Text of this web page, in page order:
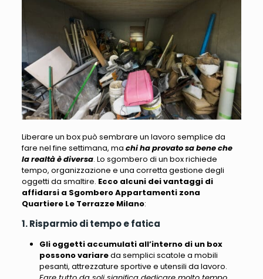
Liberare un box può sembrare un lavoro semplice da
fare nel fine settimana, ma chi ha provato sa bene che
la realtà è diversa. Lo sgombero di un boxrichiede
tempo, organizzazione e una corretta gestione degli
oggetti da smaltire. Ecco alcuni dei vantaggi di
affidarsi a Sgombero Appartamenti zona
Quartiere Le Terrazze Milano:
1. Risparmio di tempo e fatica
Gli oggetti accumulati all’interno di un box
possono variareda semplici scatole a mobili
pesanti, attrezzature sportive e utensili da lavoro.